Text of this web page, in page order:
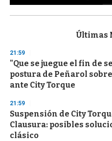
s
d
s
o
f
3
s
e
c
o
n
Últimas
21:59
"Que se juegue el fin de
postura de Peñarol
ante City Torque
21:59
Suspensión de City
Clausura: posibles
clásico